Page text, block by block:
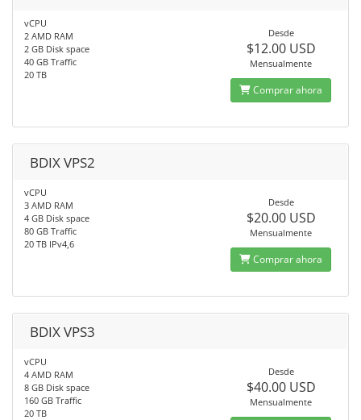
vCPU
2 AMD RAM
2 GB Disk space
40 GB Traffic
20 TB
Desde
$12.00 USD
Mensualmente
Comprar ahora
BDIX VPS2
vCPU
3 AMD RAM
4 GB Disk space
80 GB Traffic
20 TB IPv4,6
Desde
$20.00 USD
Mensualmente
Comprar ahora
BDIX VPS3
vCPU
4 AMD RAM
8 GB Disk space
160 GB Traffic
20 TB
Desde
$40.00 USD
Mensualmente